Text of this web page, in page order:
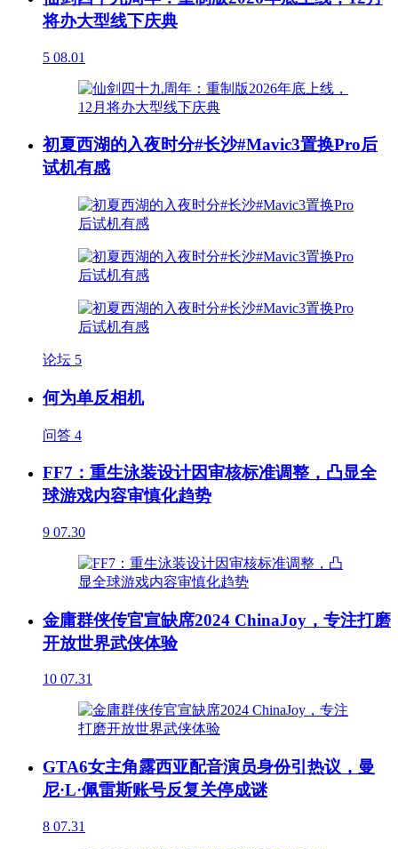
将办大型线下庆典
5 08.01
初夏西湖的入夜时分#长沙#Mavic3置换Pro后
试机有感
论坛 5
何为单反相机
问答 4
FF7：重生泳装设计因审核标准调整，凸显全
球游戏内容审慎化趋势
9 07.30
金庸群侠传官宣缺席2024 ChinaJoy，专注打磨
开放世界武侠体验
10 07.31
GTA6女主角露西亚配音演员身份引热议，曼
尼·L·佩雷斯账号反复关停成谜
8 07.31